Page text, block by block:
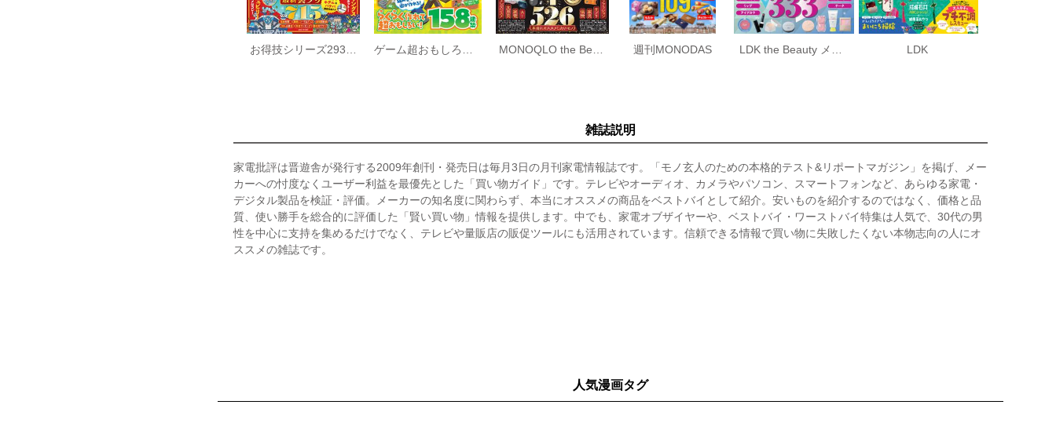
週刊MONODAS LDK
雑誌説明
家電批評は晋遊舎が発行する2009年創刊・発売日は毎月3日の月刊家電情報誌です。「モノ玄人のための本格的テスト&リポートマガジン」を掲げ、メー
カーへの忖度なくユーザー利益を最優先とした「買い物ガイド」です。テレビやオーディオ、カメラやパソコン、スマートフォンなど、あらゆる家電・
デジタル製品を検証・評価。メーカーの知名度に関わらず、本当にオススメの商品をベストバイとして紹介。安いものを紹介するのではなく、価格と品
質、使い勝手を総合的に評価した「賢い買い物」情報を提供します。中でも、家電オブザイヤーや、ベストバイ・ワーストバイ特集は人気で、30代の男
性を中心に支持を集めるだけでなく、テレビや量販店の販促ツールにも活用されています。信頼できる情報で買い物に失敗したくない本物志向の人にオ
ススメの雑誌です。
人気漫画タグ